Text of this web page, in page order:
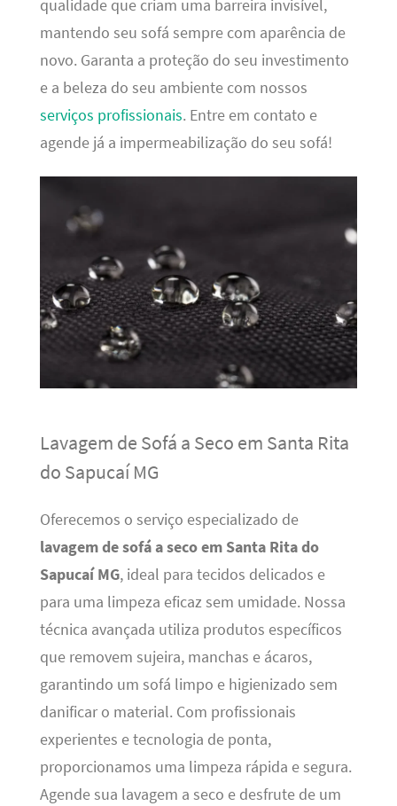
qualidade que criam uma barreira invisível,
mantendo seu sofá sempre com aparência de
novo. Garanta a proteção do seu investimento
e a beleza do seu ambiente com nossos
serviços profissionais. Entre em contato e
agende já a impermeabilização do seu sofá!
Lavagem de Sofá a Seco em Santa Rita
do Sapucaí MG
Oferecemos o serviço especializado de
lavagem de sofá a seco em Santa Rita do
Sapucaí MG, ideal para tecidos delicados e
para uma limpeza eficaz sem umidade. Nossa
técnica avançada utiliza produtos específicos
que removem sujeira, manchas e ácaros,
garantindo um sofá limpo e higienizado sem
danificar o material. Com profissionais
experientes e tecnologia de ponta,
proporcionamos uma limpeza rápida e segura.
Agende sua lavagem a seco e desfrute de um